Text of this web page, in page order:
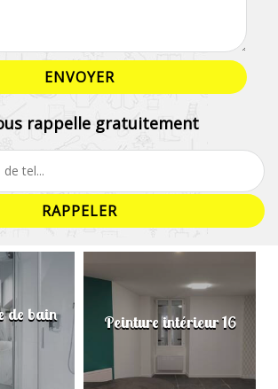
rappelle gratuitement
de bain Peinture intérieur 16